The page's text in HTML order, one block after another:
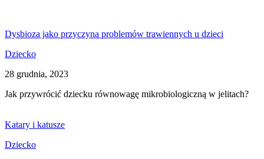
Dysbioza jako przyczyna problemów trawiennych u dzieci
Dziecko
28 grudnia, 2023
Jak przywrócić dziecku równowagę mikrobiologiczną w jelitach?
Katary i katusze
Dziecko